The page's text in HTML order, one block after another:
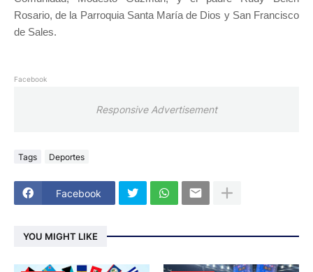
Rosario, de la Parroquia Santa María de Dios y San Francisco
de Sales.
Facebook
Responsive Advertisement
Tags Deportes
Facebook
YOU MIGHT LIKE